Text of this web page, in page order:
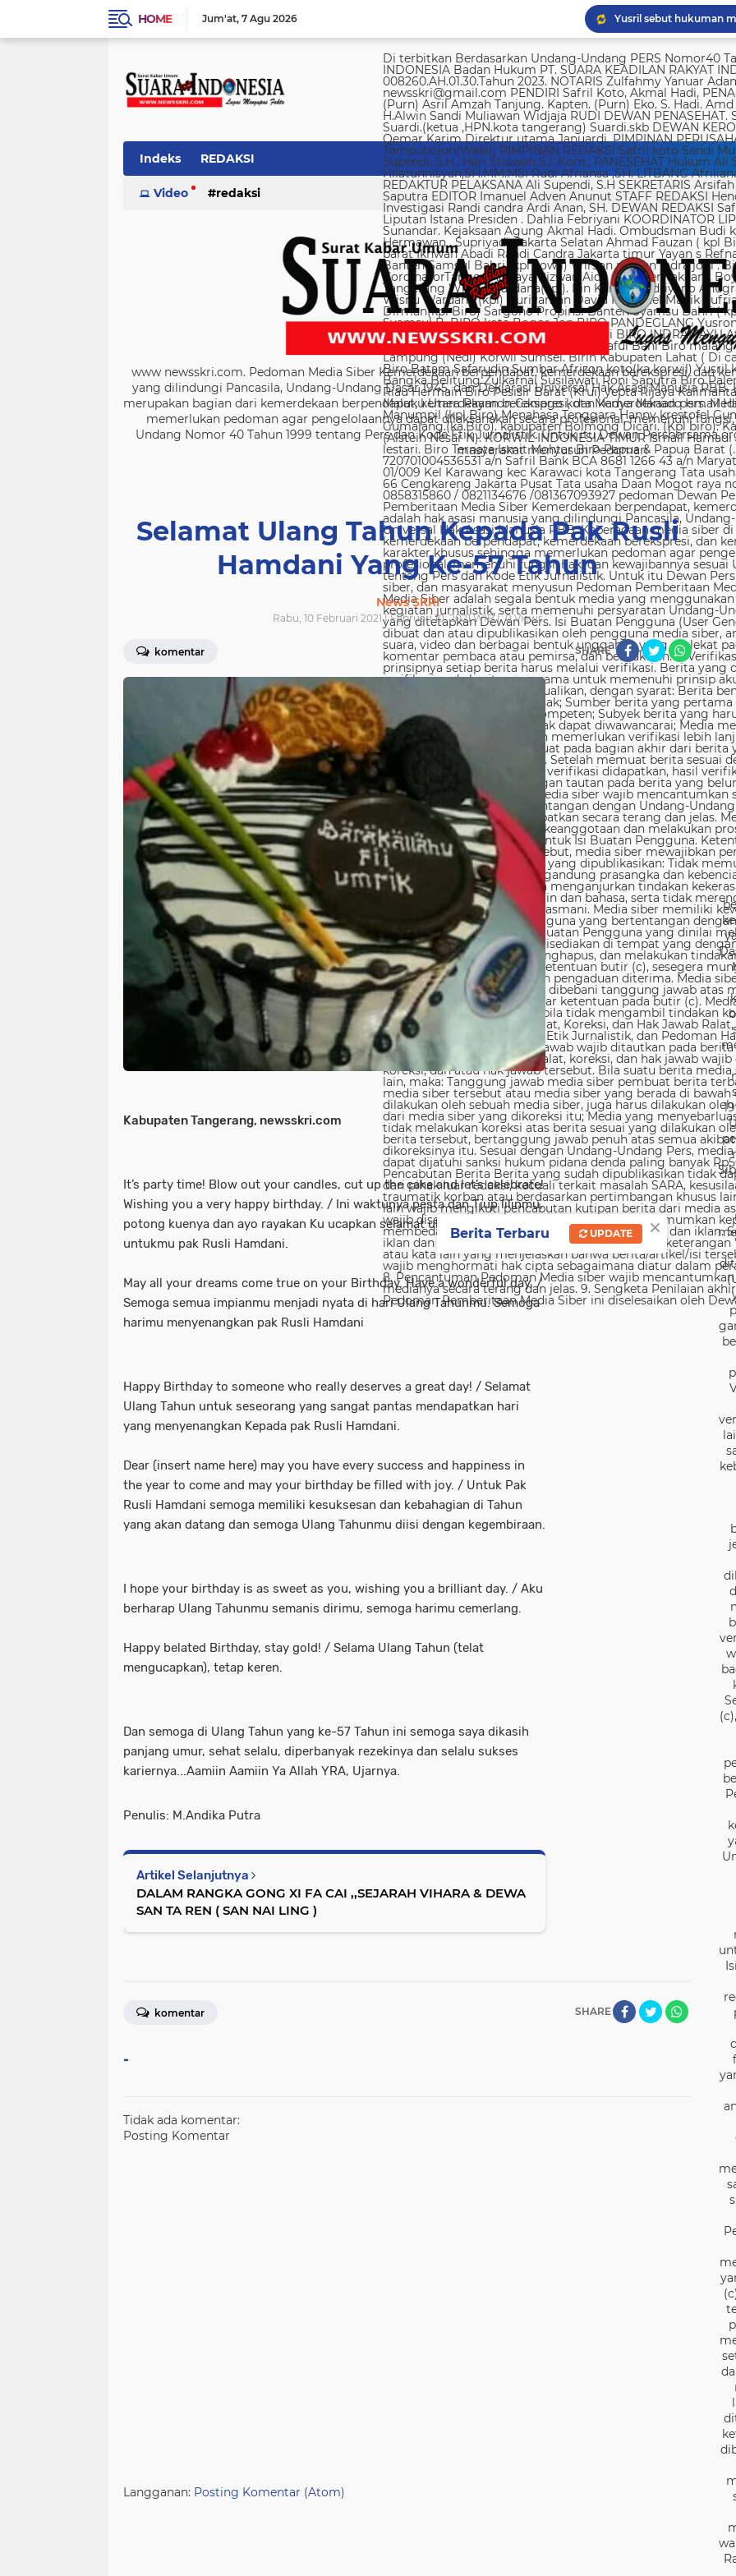
HOME Jum'at 7 Agu 2026 Yusril sebut hukuman
Imigrasi Semarang
KPK temukan 8.500
Di terbitkan Berdasarkan Undang-Undang PERS Nomor40 Tahun 1999 SUARA KEADILAN RAKYAT INDONESIA Badan Hukum PT. SUARA KEADILAN RAKYAT INDONESIA Nomor AHU-008260.AH.01.30.Tahun 2023. NOTARIS Zulfahmy Yanuar Adam, S.H, M.Kn EMAIL REDAKSI newsskri@gmail.com PENDIRI Safril Koto, Akmal Hadi, PENANGGUNG JAWAB Safril PEMBINA Mayjen (Purn) Asril Amzah Tanjung. Kapten. (Purn) Eko. S. Hadi. Amd Alstein Nesar Manumpil Amirudin ZA,S.AG H.Alwin Sandi Muliawan Widjaja RUDI DEWAN PENASEHAT. Syafril, SH Drs H. Syakrowi zen SH. MH . Suardi.(ketua ,HPN.kota tangerang) Suardi.skb DEWAN KEROHANIAN H. gojali. PIMPINAN UMUM H.M Qemar Karim Direktur utama Januardi. PIMPINAN PERUSAHAAN Maya Sundari. Helmina Tampubolon(Wakil) PIMPINAN REDAKSI Safril koto Sandi Muliawan widjaja (wkl). WAKIl PIMRED Ali Supendi, S.H., Hari Stiawan S.I .Kom., PANESEHAT Hukum Ali Supendi, S.H Imas Hilatunnisyah,SH.MM.MSi Rudi Afriansa ,SH. LITBANG Afriliana REDAKTUR EXSKUTIF H Muhamad cen REDAKTUR PELAKSANA Ali Supendi, S.H SEKRETARIS Arsifah A,Asmi. BENDAHARA Fina Safriana Ismail Saputra EDITOR Imanuel Adven Anunut STAFF REDAKSI Hendri Deliya febriani Sophia Trisnawati Investigasi Randi candra Ardi Anan, SH. DEWAN REDAKSI Safril Koto Ali Supendi, SH Akmal Hadi Liputan Istana Presiden . Dahlia Febriyani KOORDINATOR LIPUTA Nurul, A MPR, DPR RI Irin kemas Eri Sunandar. Kejaksaan Agung Akmal Hadi. Ombudsman Budi k. DKI jakarta Sophia Trisnawati (Ka.korwil) Hermawan . Supriyadi. Jakarta Selatan Ahmad Fauzan ( kpl Biro). Soli AbdulRahman Sirojudin Jakarta barat Ikhwan Abadi Randi Candra Jakarta timur Yayan s Refnaldi Jakarta pusat Ikhwan Abadi Korwil Banten Samsul Bahri (kpl kowil) Wirson risman Indra joni . Biro kab/kota madya Bogor Hari. Arsifah KordinatorTangerang raya Rizwan Aidil ( kpl. Perwakilan). Boy Alexander Ramadhan Biro kota Tangerang Wisnu Wardana(kpl). Irin Kamas Andriyano Anugrah Rinaldi KABUPATEN TANGERANG Wisnu Wardana (kpl) Nuriyaman David Natanael Manik Sufriadi Sinaga TANGERANG SELATAN Dirman(kpl Biro) Sargono Propinsi Banten Syamsu Bahri ( kpl korwil) Hendri Eeng. Kabupaten Lebak Syamsul B. BIRO kota Bogor Jon BIRO PANDEGLANG Yusron (Kabiro) BIRO KARAWANG Jun junaidi ( kpl Biro) Ugi . BIRO KUNINGAN Nurhadi BIRO INDRAMAYU Afifuddin Jawa Barat Herdy Sijabat (kapowil). BIRO JAWA TIMUR Sofiyan Saful Bahi Biro malang kab/kota Ahmad Soleh Biro propinsi Lampung (Nedi) Korwil Sumsel. Birin Kabupaten Lahat ( Di cari ) Biro Riau kepulauan Edy (kpl Biro) Biro Batam Safarudin Sumbar Afrizon koto(ka korwil) Yusril koto BIRO SUMUT Toto. S Ulung s Korwil Bangka Belitung Zulkarnai Susilawati Roni Saputra Biro Palembang Di cari. Biro Jambi M. Naser Biro Riau Hermain Biro Pesisir Barat (Krui) yepta Rijaya Kalimantan Barat Hendrik Usman Perwakilan Maluku Utara Raymon Caniago kota Madya Manado Ismail Hamadi kabupaten Minahasa Alstein Nesar Manumpil (kpl Biro) Menahasa Tenggara Hanny krestofel Gumalang (ka.Biro). Minahasa Utara Rydel Gumalang.(ka.Biro). kabupaten Bolmong Dicari. (Kpl biro). Kabupaten Salayar (Dicari). Polda Sulut (Alstein Nesar N). KORWIL INDONESIA TIMUR Ismail Hamadi .(kepala Korwil). Biro Tidore Chika Citra lestari. Biro Ternate Ismit Mohtar Biro Papua & Papua Barat (..,cari..) PT keadilan rakyat Indonesia BRI 720701004536531 a/n Safril Bank BCA 8681 1266 43 a/n Maryatun Redaksi. Jln Ciujung Raya no 4 Rt 01/009 Kel Karawang kec Karawaci kota Tangerang Tata usaha. Komplek Palem Mutiara Blok C. 10 No. 66 Cengkareng Jakarta Pusat Tata usaha Daan Mogot raya no 5B Jakarta barat Telepon: 088973802372/ 0858315860 / 0821134676 /081367093927 pedoman Dewan Pers Peraturan Dewan Pers Pedoman Pemberitaan Media Siber Kemerdekaan berpendapat, kemerdekaan berekspresi, dan kemerdekaan pers adalah hak asasi manusia yang dilindungi Pancasila, Undang-Undang Dasar 1945, dan Deklarasi Universal Hak Asasi Manusia PBB. Keberadaan media siber di Indonesia juga merupakan bagian dari kemerdekaan berpendapat, kemerdekaan berekspresi, dan kemerdekaan pers. Media siber memiliki karakter khusus sehingga memerlukan pedoman agar pengelolaannya dapat dilaksanakan secara profesional, memenuhi fungsi, hak, dan kewajibannya sesuai Undang-Undang Nomor 40 Tahun 1999 tentang Pers dan Kode Etik Jurnalistik. Untuk itu Dewan Pers bersama organisasi pers, pengelola media siber, dan masyarakat menyusun Pedoman Pemberitaan Media Siber sebagai berikut: 1. Ruang Lingkup Media Siber adalah segala bentuk media yang menggunakan wahana internet dan melaksanakan kegiatan jurnalistik, serta memenuhi persyaratan Undang-Undang Pers dan Standar Perusahaan Pers yang ditetapkan Dewan Pers. Isi Buatan Pengguna (User Generated Content) adalah segala isi yang dibuat dan atau dipublikasikan oleh pengguna media siber, antara lain, artikel, gambar, komentar, suara, video dan berbagai bentuk unggahan yang melekat pada media siber, seperti blog, forum, komentar pembaca atau pemirsa, dan bentuk lain. 2. Verifikasi dan keberimbangan berita Pada prinsipnya setiap berita harus melalui verifikasi. Berita yang dapat merugikan pihak lain memerlukan verifikasi pada berita yang sama untuk memenuhi prinsip akurasi dan keberimbangan. Ketentuan dalam butir (a) di atas dikecualikan, dengan syarat: Berita benar-benar mengandung kepentingan publik yang bersifat mendesak; Sumber berita yang pertama adalah sumber yang jelas disebutkan identitasnya, kredibel dan kompeten; Subyek berita yang harus dikonfirmasi tidak diketahui keberadaannya dan atau tidak dapat diwawancarai; Media memberikan penjelasan kepada pembaca bahwa berita tersebut masih memerlukan verifikasi lebih lanjut yang diupayakan dalam waktu secepatnya. Penjelasan dimuat pada bagian akhir dari berita yang sama, di dalam kurung dan menggunakan huruf miring. Setelah memuat berita sesuai dengan butir (c), media wajib meneruskan upaya verifikasi, dan setelah verifikasi didapatkan, hasil verifikasi dicantumkan pada berita pemutakhiran (update) dengan tautan pada berita yang belum terverifikasi. 3.
Indeks REDAKSI
Video redaksi
www newsskri.com. Pedoman Media Siber Kemerdekaan berpendapat, kemerdekaan berekspresi, dan
yang dilindungi Pancasila, Undang-Undang Dasar 1945, dan Deklarasi Universal Hak Asasi Manusia
merupakan bagian dari kemerdekaan berpendapat, kemerdekaan berekspresi, dan kemerdekaan pers.
memerlukan pedoman agar pengelolaannya dapat dilaksanakan secara profesional, memenuhi
Undang Nomor 40 Tahun 1999 tentang Pers dan Kode Etik Jurnalistik. Untuk itu Dewan Persbersama
masyarakat menyusun Pedoman
Selamat Ulang Tahun Kepada Pak Rusli
Hamdani Yang Ke-57 Tahun
News SKRI
Rabu, 10 Februari 2021 | Februari 10, 2021 WIB | 0Views
komentar SHARE
Kabupaten Tangerang, newsskri.com
It’s party time! Blow out your candles, cut up the cake and let’s celebrate!
Wishing you a very happy birthday. / Ini waktunya pesta dan Tiup lilinmu,
potong kuenya dan ayo rayakan Ku ucapkan selamat ulang tahun
untukmu pak Rusli Hamdani.
May all your dreams come true on your Birthday. Have a wonderful day. /
Semoga semua impianmu menjadi nyata di hari Ulang Tahunmu. Semoga
harimu menyenangkan pak Rusli Hamdani
Happy Birthday to someone who really deserves a great day! / Selamat
Ulang Tahun untuk seseorang yang sangat pantas mendapatkan hari
yang menyenangkan Kepada pak Rusli Hamdani.
Dear (insert name here) may you have every success and happiness in
the year to come and may your birthday be filled with joy. / Untuk Pak
Rusli Hamdani semoga memiliki kesuksesan dan kebahagian di Tahun
yang akan datang dan semoga Ulang Tahunmu diisi dengan kegembiraan.
I hope your birthday is as sweet as you, wishing you a brilliant day. / Aku
berharap Ulang Tahunmu semanis dirimu, semoga harimu cemerlang.
Happy belated Birthday, stay gold! / Selama Ulang Tahun (telat
mengucapkan), tetap keren.
Dan semoga di Ulang Tahun yang ke-57 Tahun ini semoga saya dikasih
panjang umur, sehat selalu, diperbanyak rezekinya dan selalu sukses
kariernya...Aamiin Aamiin Ya Allah YRA, Ujarnya.
Penulis: M.Andika Putra
Artikel Selanjutnya
DALAM RANGKA GONG XI FA CAI ,,SEJARAH VIHARA & DEWA
SAN TA REN ( SAN NAI LING )
SHARE
komentar
-
Tidak ada komentar:
Posting Komentar
Langganan: Posting Komentar (Atom)
×
Berita Terbaru UPDATE